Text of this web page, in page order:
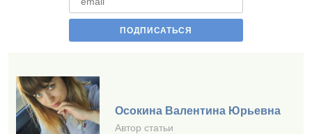
Осокина Валентина Юрьевна
Автор статьи